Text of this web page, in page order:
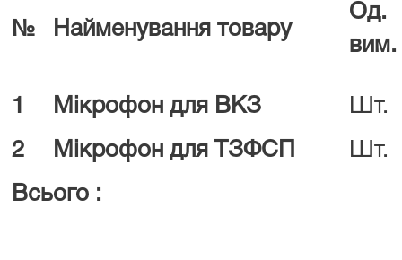
№ Найменування товару
Од.
вим.
1 Мікрофон для ВКЗ Шт.
2 Мікрофон для ТЗФСП Шт.
Всього :